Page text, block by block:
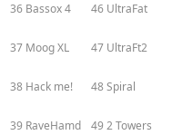
36 Bassox 4 46 UltraFat
37 Moog XL 47 UltraFt2
38 Hack me! 48 Spiral
39 RaveHamd 49 2 Towers